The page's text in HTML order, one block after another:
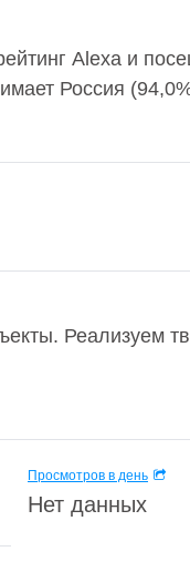
Alexa и
Россия
Реализуем
Просмотров в день
Нет данных